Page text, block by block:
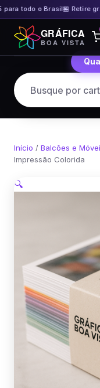
todo o Brasil🏪 Retire
Pular
para
o
GRÁFICA
BOA VISTA
Início / Balcões e
Impressão Colorida
🔍